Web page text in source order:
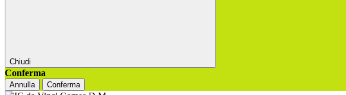
Chiudi
Conferma
Annulla Conferma